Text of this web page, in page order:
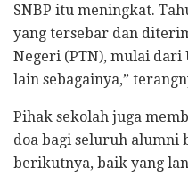
SNBP itu meningkat.
yang tersebar dan
Negeri (PTN), mulai dari
lain sebagainya,”
​Pihak sekolah juga
doa bagi seluruh alumni
berikutnya, baik yang